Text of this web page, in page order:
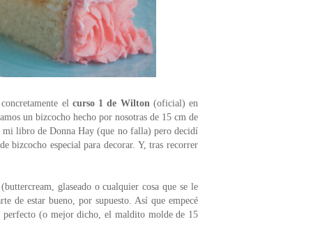
, concretamente el curso 1 de Wilton (oficial) en
un bizcocho hecho por nosotras de 15 cm de
mi libro de Donna Hay (que no falla) pero decidí
bizcocho especial para decorar. Y, tras recorrer
glaseado o cualquier cosa que se le
de estar bueno, por supuesto. Así que empecé
perfecto (o mejor dicho, el maldito molde de 15